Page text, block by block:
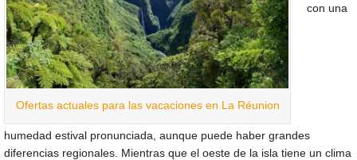
Ofertas actuales para las vacaciones en La Réunion
con una
humedad estival pronunciada, aunque puede haber grandes
diferencias regionales. Mientras que el oeste de la isla tiene un clima